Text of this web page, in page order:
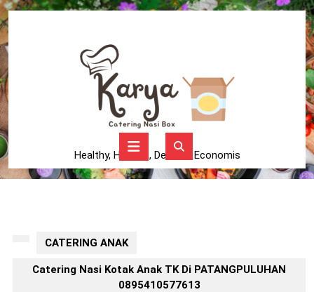
Skip
to
content
Healthy, Higienis, Delicius, Economis
Button
CATERING ANAK
Catering Nasi Kotak Anak TK Di PATANGPULUHAN
0895410577613